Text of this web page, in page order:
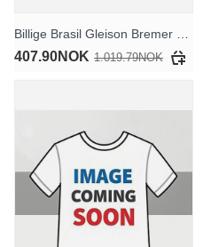
407.90NOK 1.019.79NOK